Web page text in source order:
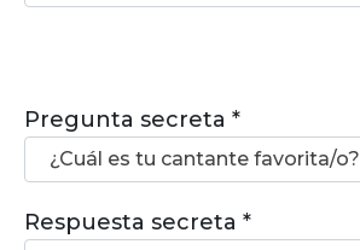
Pregunta secreta
¿Cuál es tu cantante favorita/o?
Respuesta secreta